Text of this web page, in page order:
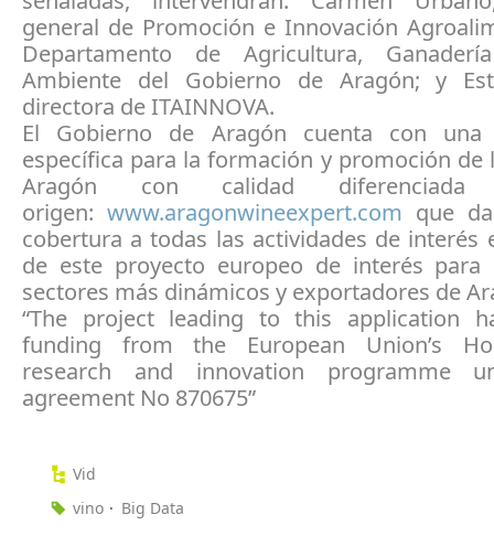
general de Promoción e Innovación
Departamento de Agricultura,
Ambiente del Gobierno de Aragón; y
directora de ITAINNOVA.
El Gobierno de Aragón cuenta con una
específica para la formación y promoción de
Aragón con calidad
origen:www.aragonwineexpert.com que
cobertura a todas las actividades de interés
de este proyecto europeo de interés
sectores más dinámicos y exportadores de
“The project leading to this application
funding from the European Union’s
research and innovation programme
agreement No 870675”
Vid
vino
Big Data